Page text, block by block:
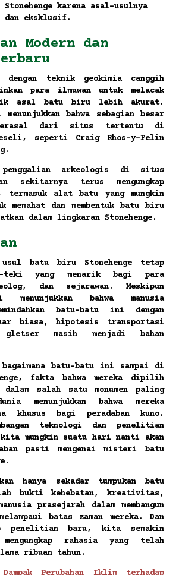
Stonehenge karena asal-usulnya
dan eksklusif.
Modern dan
teknik geokimia canggih
para ilmuwan untuk melacak
asal batu biru lebih akurat.
bahwa sebagian besar
dari situs tertentu di
seperti Craig Rhos-y-Felin
arkeologis di situs
sekitarnya terus mengungkap
termasuk alat batu yang mungkin
memahat dan membentuk batu biru
dalam lingkaran Stonehenge.
batu biru Stonehenge tetap
teki yang menarik bagi para
dan sejarawan. Meskipun
menunjukkan bahwa manusia
batu-batu ini dengan
biasa, hipotesis transportasi
masih menjadi bahan
batu-batu ini sampai di
fakta bahwa mereka dipilih
dalam salah satu monumen paling
menunjukkan bahwa mereka
khusus bagi peradaban kuno.
teknologi dan penelitian
mungkin suatu hari nanti akan
pasti mengenai misteri batu
hanya sekadar tumpukan batu
bukti kehebatan, kreativitas,
prasejarah dalam membangun
batas zaman mereka. Dan
penelitian baru, kita semakin
rahasia yang telah
ribuan tahun.